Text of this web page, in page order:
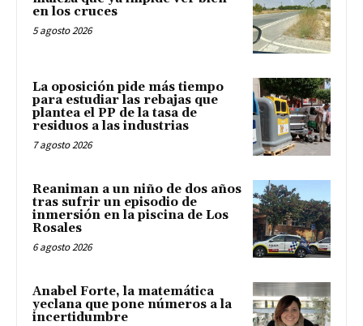
en los cruces
5 agosto 2026
La oposición pide más tiempo
para estudiar las rebajas que
plantea el PP de la tasa de
residuos a las industrias
7 agosto 2026
Reaniman a un niño de dos años
tras sufrir un episodio de
inmersión en la piscina de Los
Rosales
6 agosto 2026
Anabel Forte, la matemática
yeclana que pone números a la
incertidumbre